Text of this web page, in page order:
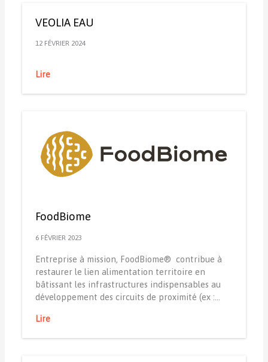
VEOLIA EAU
12 FÉVRIER 2024
Lire
FoodBiome
6 FÉVRIER 2023
Entreprise à mission, FoodBiome® ️ contribue à
restaurer le lien alimentation territoire en
bâtissant les infrastructures indispensables au
développement des circuits de proximité (ex :…
Lire